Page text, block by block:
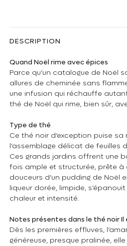
DESCRIPTION
Quand Noël rime avec épices
Parce qu’un catalogue de Noël
allures de cheminée sans
une infusion qui réchauffe
thé de Noël qui rime, bien sûr,
Type de thé
Ce thé noir d’exception puise
l’assemblage délicat de feuilles
Ces grands jardins offrent une
fois ample et structurée, prête à
douceurs d’un pudding de Noël
liqueur dorée, limpide,
chaleur et intensité.
Notes présentes dans le thé noir
Dès les premières effluves,
généreuse, presque pralinée,